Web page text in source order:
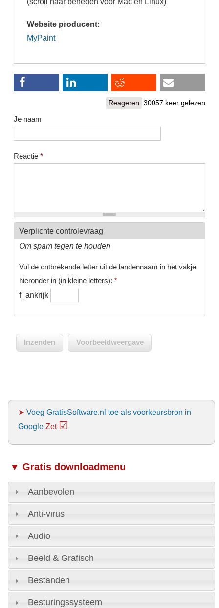
Website producent:
MyPaint
Reageren 30057 keer gelezen
Je naam
Reactie *
Verplichte controlevraag
Om spam tegen te houden
Vul de ontbrekende letter uit de landennaam in het vakje
hieronder in (in kleine letters): *
f_ankrijk
➤ Voeg GratisSoftware.nl toe als voorkeursbron in
Google Zet ☑
▼ Gratis downloadmenu
Aanbevolen
Anti-virus
Audio
Beeld & Grafisch
Bestanden
Besturingssysteem